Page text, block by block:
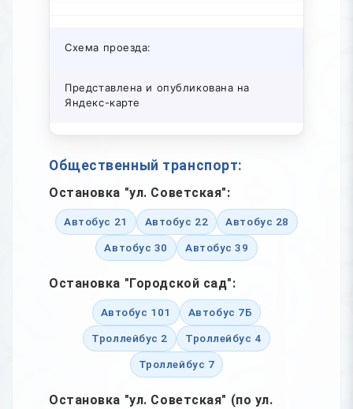
Схема проезда:
Представлена и опубликована на
Яндекс-карте
Общественный транспорт:
Остановка "ул. Советская":
Автобус 21 Автобус 22 Автобус 28
Автобус 30 Автобус 39
Остановка "Городской сад":
Автобус 101 Автобус 7Б
Троллейбус 2 Троллейбус 4
Троллейбус 7
Остановка "ул. Советская" (по ул.